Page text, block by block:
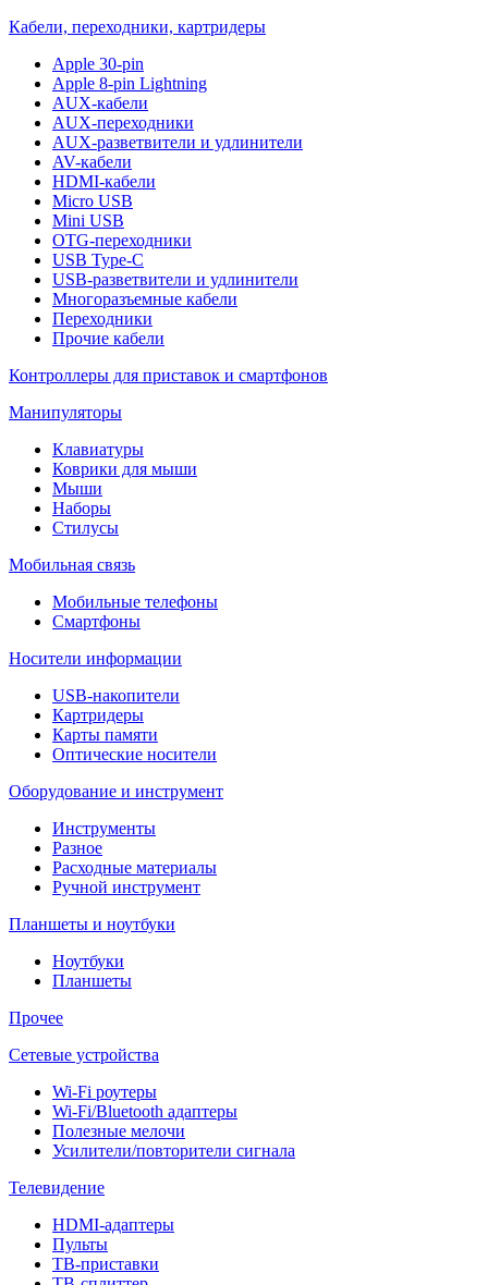
Кабели, переходники, картридеры
Apple 30-pin
Apple 8-pin Lightning
AUX-кабели
AUX-переходники
AUX-разветвители и удлинители
AV-кабели
HDMI-кабели
Micro USB
Mini USB
OTG-переходники
USB Type-C
USB-разветвители и удлинители
Многоразъемные кабели
Переходники
Прочие кабели
Контроллеры для приставок и смартфонов
Манипуляторы
Клавиатуры
Коврики для мыши
Мыши
Наборы
Стилусы
Мобильная связь
Мобильные телефоны
Смартфоны
Носители информации
USB-накопители
Картридеры
Карты памяти
Оптические носители
Оборудование и инструмент
Инструменты
Разное
Расходные материалы
Ручной инструмент
Планшеты и ноутбуки
Ноутбуки
Планшеты
Прочее
Сетевые устройства
Wi-Fi роутеры
Wi-Fi/Bluetooth адаптеры
Полезные мелочи
Усилители/повторители сигнала
Телевидение
HDMI-адаптеры
Пульты
ТВ-приставки